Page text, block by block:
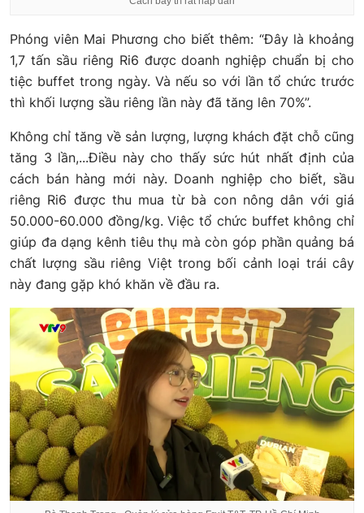
Phóng viên Mai Phương cho biết thêm: “Đây là khoảng
1,7 tấn sầu riêng Ri6 được doanh nghiệp chuẩn bị cho
tiệc buffet trong ngày. Và nếu so với lần tổ chức trước
thì khối lượng sầu riêng lần này đã tăng lên 70%”.
Không chỉ tăng về sản lượng, lượng khách đặt chỗ cũng
tăng 3 lần,...Điều này cho thấy sức hút nhất định của
cách bán hàng mới này. Doanh nghiệp cho biết, sầu
riêng Ri6 được thu mua từ bà con nông dân với giá
50.000-60.000 đồng/kg. Việc tổ chức buffet không chỉ
giúp đa dạng kênh tiêu thụ mà còn góp phần quảng bá
chất lượng sầu riêng Việt trong bối cảnh loại trái cây
này đang gặp khó khăn về đầu ra.